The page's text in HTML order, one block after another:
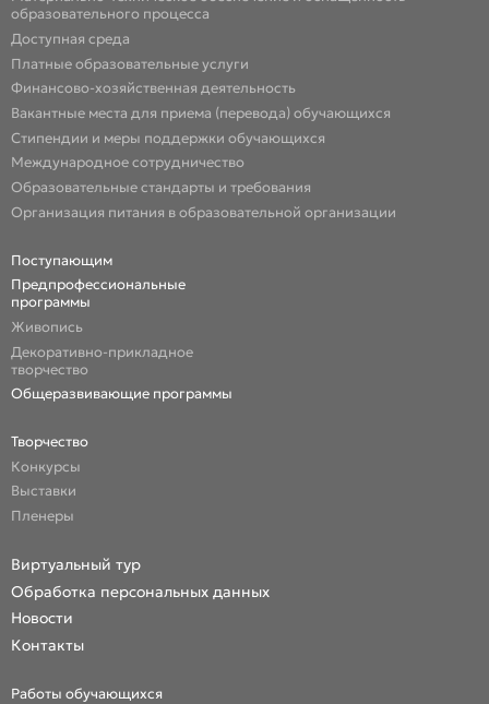
образовательного процесса
Доступная среда
Платные образовательные услуги
Финансово-хозяйственная деятельность
Вакантные места для приема (перевода) обучающихся
Стипендии и меры поддержки обучающихся
Международное сотрудничество
Образовательные стандарты и требования
Организация питания в образовательной организации
Поступающим
Предпрофессиональные
программы
Живопись
Декоративно-прикладное
творчество
Общеразвивающие программы
Творчество
Конкурсы
Выставки
Пленеры
Виртуальный тур
Обработка персональных данных
Новости
Контакты
Работы обучающихся